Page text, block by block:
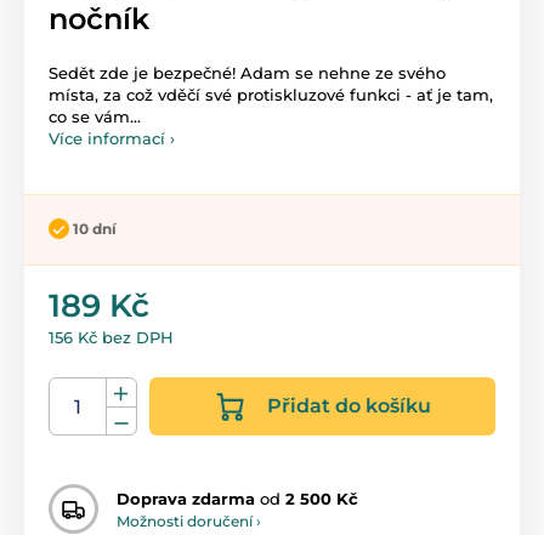
nočník
Sedět zde je bezpečné! Adam se nehne ze svého
místa, za což vděčí své protiskluzové funkci - ať je tam,
co se vám...
Více informací ›
10 dní
189 Kč
156 Kč bez DPH
Přidat do košíku
Doprava zdarma od 2 500 Kč
Možnosti doručení ›